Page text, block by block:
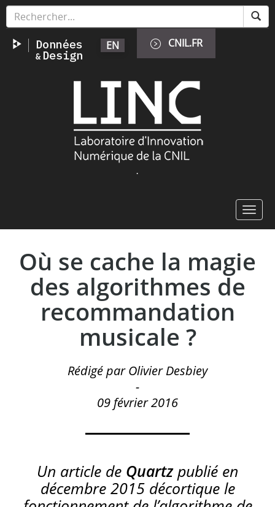
Aller
principal
EN CNIL.FR
.
Où se cache la magie
des algorithmes de
recommandation
musicale ?
Rédigé par Olivier Desbiey
-
09 février 2016
Un article de Quartzpublié en
décembre 2015 décortique le
Panneau de gestion des cookies